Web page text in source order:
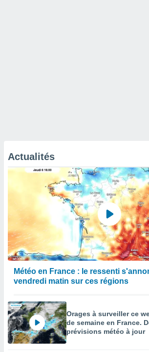
Actualités
Météo en France : le ressenti
vendredi matin sur ces régions
Orages à surveiller ce
de semaine en France.
prévisions météo à jour